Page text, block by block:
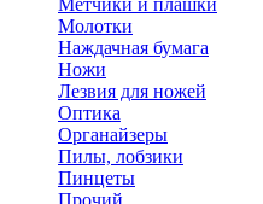
Метчики и плашки
Молотки
Наждачная бумага
Ножи
Лезвия для ножей
Оптика
Органайзеры
Пилы, лобзики
Пинцеты
Прочий